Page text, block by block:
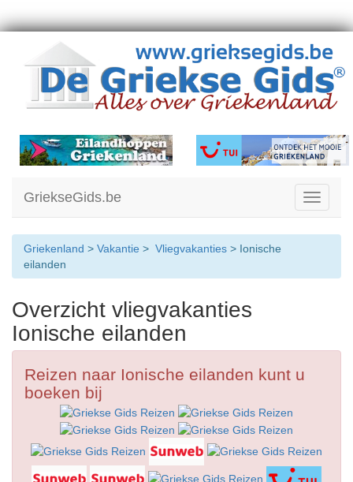
Toggle
GriekseGids.be
Griekenland > Vakantie > Vliegvakanties > Ionische
eilanden
Overzicht vliegvakanties
Ionische eilanden
Reizen naar Ionische eilanden kunt u
boeken bij